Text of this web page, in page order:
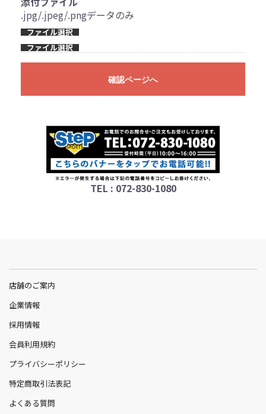
.jpg/.jpeg/.pngデータのみ
ファイル選択
ファイル選択
確認ページへ
TEL : 072-830-1080
店舗のご案内
企業情報
採用情報
会員利用規約
プライバシーポリシー
特定商取引法表記
よくある質問